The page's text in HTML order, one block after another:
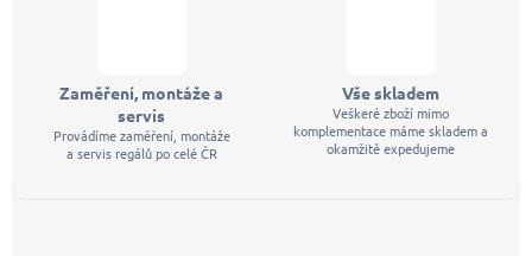
Zaměření, montáže a
servis
Provádíme zaměření, montáže
a servis regálů po celé ČR
Vše skladem
Veškeré zboží mimo
komplementace máme skladem a
okamžitě expedujeme